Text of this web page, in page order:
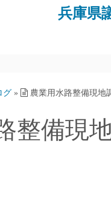
兵庫県
グ » 農業用水路整備現地
整備現